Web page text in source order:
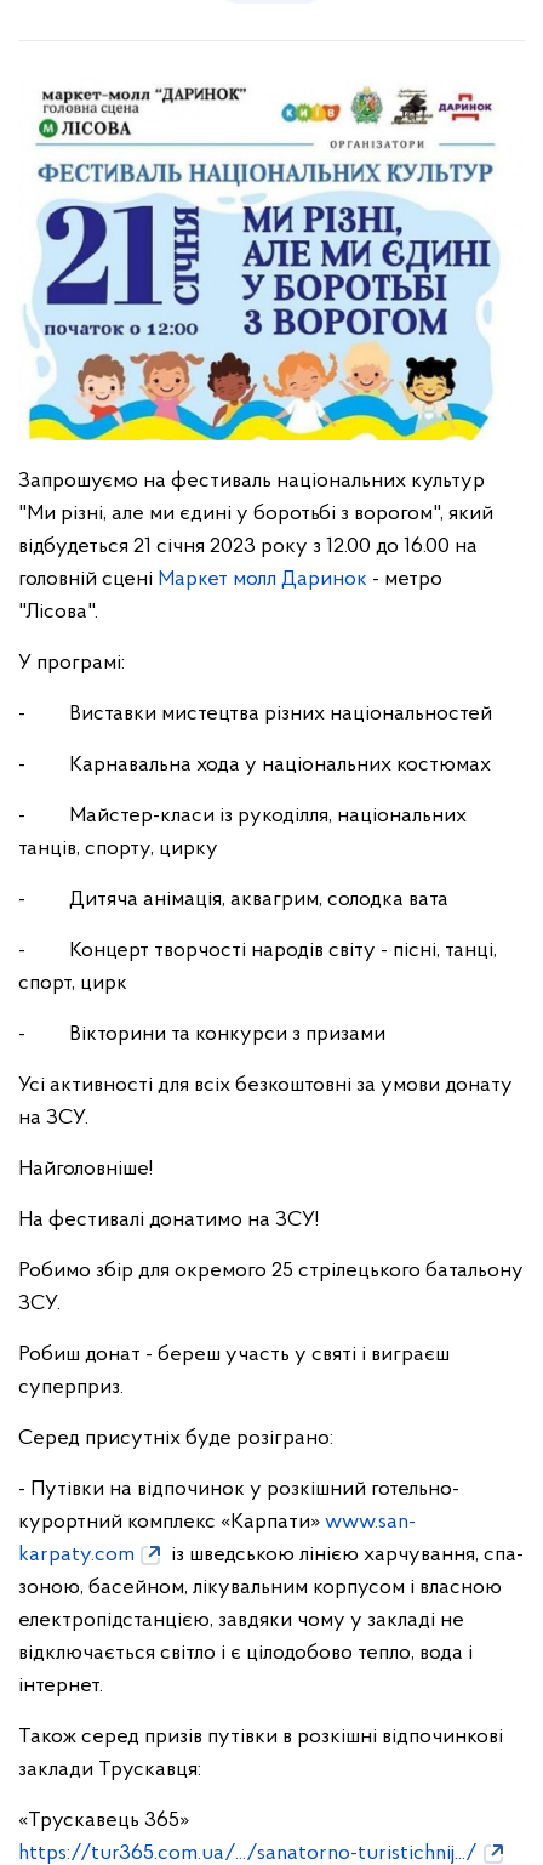
Запрошуємо на фестиваль національних культур
"Ми різні, але ми єдині у боротьбі з ворогом", який
відбудеться 21 січня 2023 року з 12.00 до 16.00 на
головній сцені Маркет молл Даринок - метро
"Лісова".
У програмі:
- Виставки мистецтва різних національностей
- Карнавальна хода у національних костюмах
- Майстер-класи із рукоділля, національних
танців, спорту, цирку
- Дитяча анімація, аквагрим, солодка вата
- Концерт творчості народів світу - пісні, танці,
спорт, цирк
- Вікторини та конкурси з призами
Усі активності для всіх безкоштовні за умови донату
на ЗСУ.
Найголовніше!
На фестивалі донатимо на ЗСУ!
Робимо збір для окремого 25 стрілецького батальону
ЗСУ.
Робиш донат - береш участь у святі і виграєш
суперприз.
Серед присутніх буде розіграно:
- Путівки на відпочинок у розкішний готельно-
курортний комплекс «Карпати» www.san-
karpaty.com
із шведською лінією харчування, спа-
зоною, басейном, лікувальним корпусом і власною
електропідстанцією, завдяки чому у закладі не
відключається світло і є цілодобово тепло, вода і
інтернет.
Також серед призів путівки в розкішні відпочинкові
заклади Трускавця:
«Трускавець 365»
https://tur365.com.ua/.../sanatorno-turistichnij.../